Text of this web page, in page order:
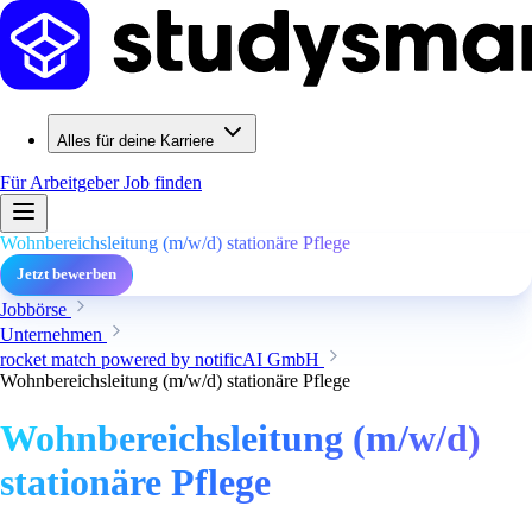
Alles für deine Karriere
Für ArbeitgeberJob finden
Wohnbereichsleitung (m/w/d) stationäre Pflege
Jetzt bewerben
Jobbörse
Unternehmen
rocket match powered by notificAI GmbH
Wohnbereichsleitung (m/w/d) stationäre Pflege
Wohnbereichsleitung (m/w/d)
stationäre Pflege